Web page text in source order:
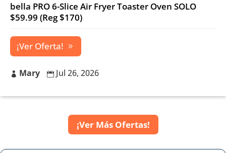
bella PRO 6-Slice Air Fryer Toaster Oven SOLO
$59.99 (Reg $170)
¡Ver Oferta!
 Mary  Jul 26, 2026
¡Ver Más Ofertas!